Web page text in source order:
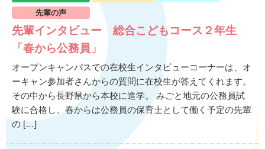
先輩の声
先輩インタビュー 総合こどもコース２年生
「春から公務員」
オープンキャンパスでの在校生インタビューコーナーは、オ
ーキャン参加者さんからの質問に在校生が答えてくれます。
その中から長野県から本校に進学。 みごと地元の公務員試
験に合格し、春からは公務員の保育士として働く予定の先輩
の […]